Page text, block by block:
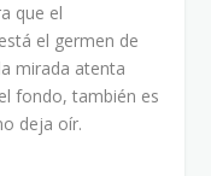
que el
el germen de
mirada atenta
fondo, también es
deja oír.